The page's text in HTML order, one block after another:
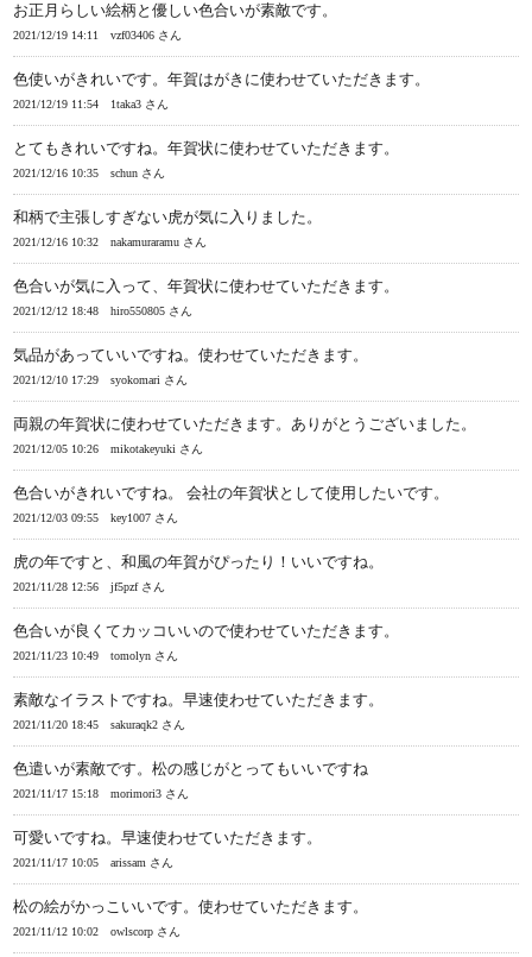
お正月らしい絵柄と優しい色合いが素敵です。
2021/12/19 14:11 vzf03406 さん
色使いがきれいです。年賀はがきに使わせていただきます。
2021/12/19 11:54 1taka3 さん
とてもきれいですね。年賀状に使わせていただきます。
2021/12/16 10:35 schun さん
和柄で主張しすぎない虎が気に入りました。
2021/12/16 10:32 nakamuraramu さん
色合いが気に入って、年賀状に使わせていただきます。
2021/12/12 18:48 hiro550805 さん
気品があっていいですね。使わせていただきます。
2021/12/10 17:29 syokomari さん
両親の年賀状に使わせていただきます。ありがとうございました。
2021/12/05 10:26 mikotakeyuki さん
色合いがきれいですね。 会社の年賀状として使用したいです。
2021/12/03 09:55 key1007 さん
虎の年ですと、和風の年賀がぴったり！いいですね。
2021/11/28 12:56 jf5pzf さん
色合いが良くてカッコいいので使わせていただきます。
2021/11/23 10:49 tomolyn さん
素敵なイラストですね。早速使わせていただきます。
2021/11/20 18:45 sakuraqk2 さん
色遣いが素敵です。松の感じがとってもいいですね
2021/11/17 15:18 morimori3 さん
可愛いですね。早速使わせていただきます。
2021/11/17 10:05 arissam さん
松の絵がかっこいいです。使わせていただきます。
2021/11/12 10:02 owlscorp さん